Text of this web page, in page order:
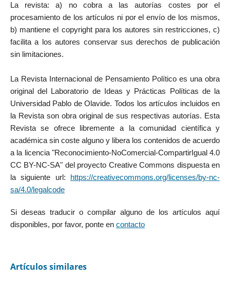
La revista: a) no cobra a las autorías costes por el
procesamiento de los artículos ni por el envío de los mismos,
b) mantiene el copyright para los autores sin restricciones, c)
facilita a los autores conservar sus derechos de publicación
sin limitaciones.
La Revista Internacional de Pensamiento Político es una obra
original del Laboratorio de Ideas y Prácticas Políticas de la
Universidad Pablo de Olavide. Todos los artículos incluidos en
la Revista son obra original de sus respectivas autorías. Esta
Revista se ofrece libremente a la comunidad científica y
académica sin coste alguno y libera los contenidos de acuerdo
a la licencia "Reconocimiento-NoComercial-CompartirIgual 4.0
CC BY-NC-SA" del proyecto Creative Commons dispuesta en
la siguiente url: https://creativecommons.org/licenses/by-nc-
sa/4.0/legalcode
Si deseas traducir o compilar alguno de los artículos aquí
disponibles, por favor, ponte en contacto
Artículos similares